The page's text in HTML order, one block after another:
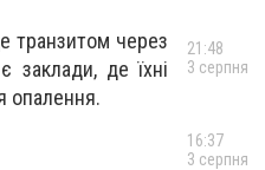
транзитом через
де їхні
опалення.
21:48
3 серпня
16:37
3 серпня